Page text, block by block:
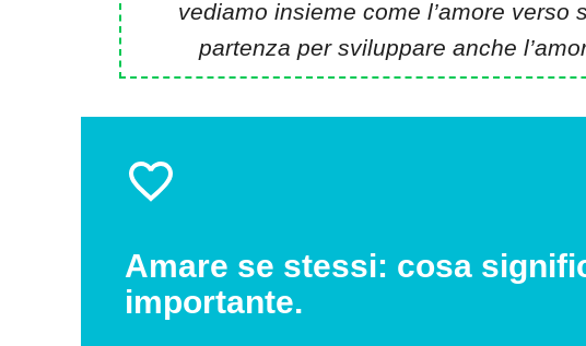
vediamo insieme come l’amore verso
partenza per sviluppare anche
Amare se stessi: cosa
importante.